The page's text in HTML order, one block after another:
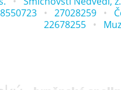
27028259
22678255